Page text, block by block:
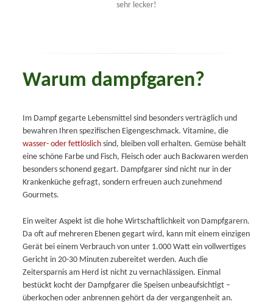
sehr lecker!
Warum dampfgaren?
Im Dampf gegarte Lebensmittel sind besonders verträglich und
bewahren Ihren spezifischen Eigengeschmack. Vitamine, die
wasser- oder fettlöslichsind, bleiben voll erhalten. Gemüse behält
eine schöne Farbe und Fisch, Fleisch oder auch Backwaren werden
besonders schonend gegart. Dampfgarer sind nicht nur in der
Krankenküche gefragt, sondern erfreuen auch zunehmend
Gourmets.
Ein weiter Aspekt ist die hohe Wirtschaftlichkeit von Dampfgarern.
Da oft auf mehreren Ebenen gegart wird, kann mit einem einzigen
Gerät bei einem Verbrauch von unter 1.000 Watt ein vollwertiges
Gericht in 20-30 Minuten zubereitet werden. Auch die
Zeitersparnis am Herd ist nicht zu vernachlässigen. Einmal
bestückt kocht der Dampfgarer die Speisen unbeaufsichtigt –
überkochen oder anbrennen gehört da der vergangenheit an.